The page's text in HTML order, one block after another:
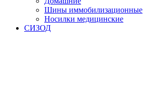
Шины иммобилизационные
Носилки медицинские
СИЗОД